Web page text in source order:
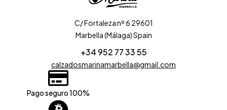
C/ Fortaleza nº 6 29601
Marbella (Málaga) Spain
+34 952 77 33 55
calzadosmarinamarbella@gmail.com
Pago seguro 100%